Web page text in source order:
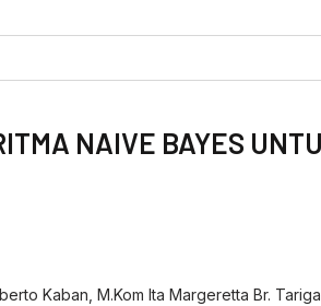
NAIVE BAYES
Kaban, M.Kom Ita Margeretta Br.